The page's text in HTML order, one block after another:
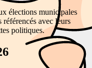
élections municipales
avec leurs
politiques.